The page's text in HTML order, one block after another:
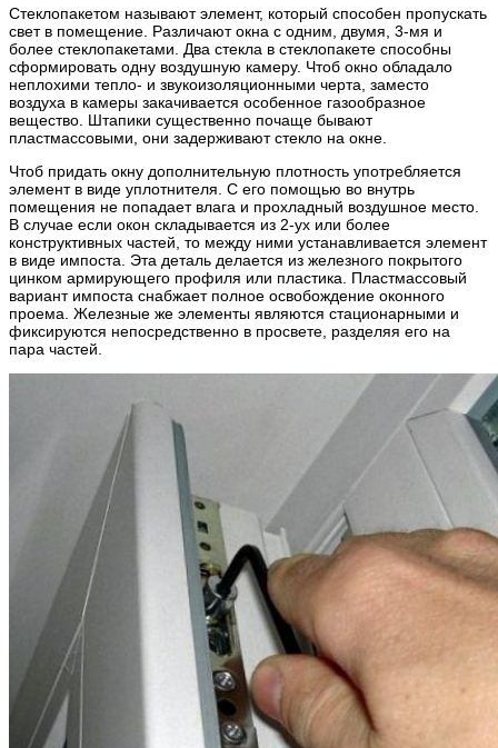
Стеклопакетом называют элемент, который способен пропускать
свет в помещение. Различают окна с одним, двумя, 3-мя и
более стеклопакетами. Два стекла в стеклопакете способны
сформировать одну воздушную камеру. Чтоб окно обладало
неплохими тепло- и звукоизоляционными черта, заместо
воздуха в камеры закачивается особенное газообразное
вещество. Штапики существенно почаще бывают
пластмассовыми, они задерживают стекло на окне.
Чтоб придать окну дополнительную плотность употребляется
элемент в виде уплотнителя. С его помощью во внутрь
помещения не попадает влага и прохладный воздушное место.
В случае если окон складывается из 2-ух или более
конструктивных частей, то между ними устанавливается элемент
в виде импоста. Эта деталь делается из железного покрытого
цинком армирующего профиля или пластика. Пластмассовый
вариант импоста снабжает полное освобождение оконного
проема. Железные же элементы являются стационарными и
фиксируются непосредственно в просвете, разделяя его на
пара частей.